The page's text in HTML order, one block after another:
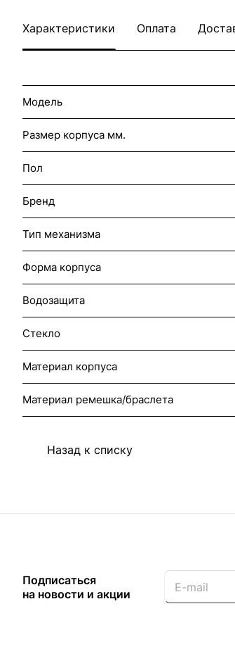
Характеристики Оплата
Модель
Размер корпуса мм.
Пол
Бренд
Тип механизма
Форма корпуса
Водозащита
Стекло
Материал корпуса
Материал ремешка/браслета
Назад к списку
Подписаться
на новости и акции